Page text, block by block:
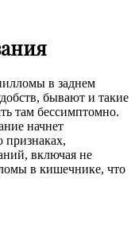
в заднем
бывают и такие
там бессимптомно.
начнет
признаках,
включая не
в кишечнике, что